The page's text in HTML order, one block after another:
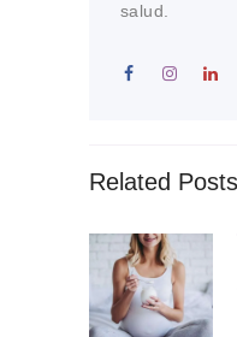
salud.
Related Posts